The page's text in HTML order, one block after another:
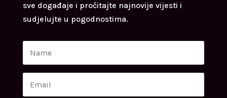
sve događaje i pročitajte najnovije vijesti i
sudjelujte u pogodnostima.